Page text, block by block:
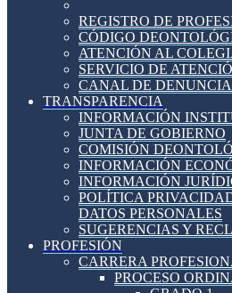
REGISTRO DE
CÓDIGO
ATENCIÓN AL
SERVICIO DE
CANAL DE
TRANSPARENCIA
INFORMACIÓN
JUNTA DE GOBIERNO
COMISIÓN
INFORMACIÓN
INFORMACIÓN
POLÍTICA
DATOS PERSONALES
SUGERENCIAS Y
PROFESIÓN
CARRERA
PROCESO